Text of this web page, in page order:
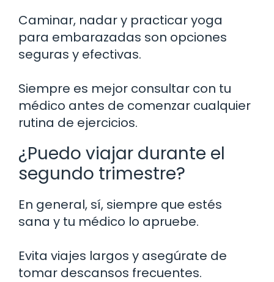
Caminar, nadar y practicar yoga
para embarazadas son opciones
seguras y efectivas.
Siempre es mejor consultar con tu
médico antes de comenzar cualquier
rutina de ejercicios.
¿Puedo viajar durante el
segundo trimestre?
En general, sí, siempre que estés
sana y tu médico lo apruebe.
Evita viajes largos y asegúrate de
tomar descansos frecuentes.